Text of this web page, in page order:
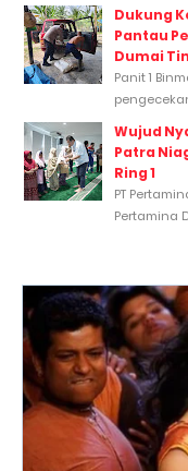
Dukung
Pantau
Dumai
Panit 1
Wujud
Patra
Ring 1
PT
Pertamina